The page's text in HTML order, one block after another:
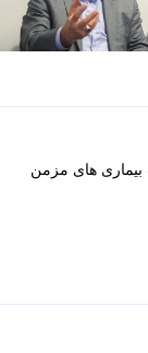
بیماری های مزمن